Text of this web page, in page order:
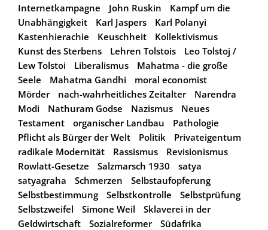
Internetkampagne
John Ruskin
Kampf um die
Unabhängigkeit
Karl Jaspers
Karl Polanyi
Kastenhierachie
Keuschheit
Kollektivismus
Kunst des Sterbens
Lehren Tolstois
Leo Tolstoj /
Lew Tolstoi
Liberalismus
Mahatma - die große
Seele
Mahatma Gandhi
moral economist
Mörder
nach-wahrheitliches Zeitalter
Narendra
Modi
Nathuram Godse Nazismus
Neues
Testament
organischer Landbau
Pathologie
Pflicht als Bürger der Welt
Politik
Privateigentum
radikale Modernität
Rassismus
Revisionismus
Rowlatt-Gesetze
Salzmarsch 1930
satya
satyagraha
Schmerzen
Selbstaufopferung
Selbstbestimmung
Selbstkontrolle
Selbstprüfung
Selbstzweifel
Simone Weil
Sklaverei in der
Geldwirtschaft
Sozialreformer
Südafrika